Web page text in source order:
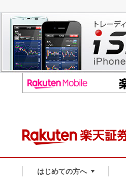
はじめての方へ